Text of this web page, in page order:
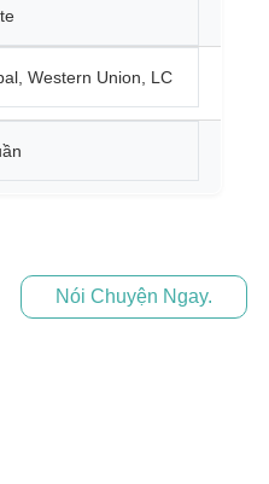
Western Union, LC
Nói Chuyện Ngay.